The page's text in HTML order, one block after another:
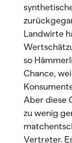
Landwirte
so
Chance,
Aber diese
zu wenig
Vertreter.